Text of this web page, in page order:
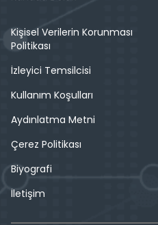
Kişisel Verilerin Korunması
Politikası
İzleyici Temsilcisi
Kullanım Koşulları
Aydınlatma Metni
Çerez Politikası
Biyografi
İletişim